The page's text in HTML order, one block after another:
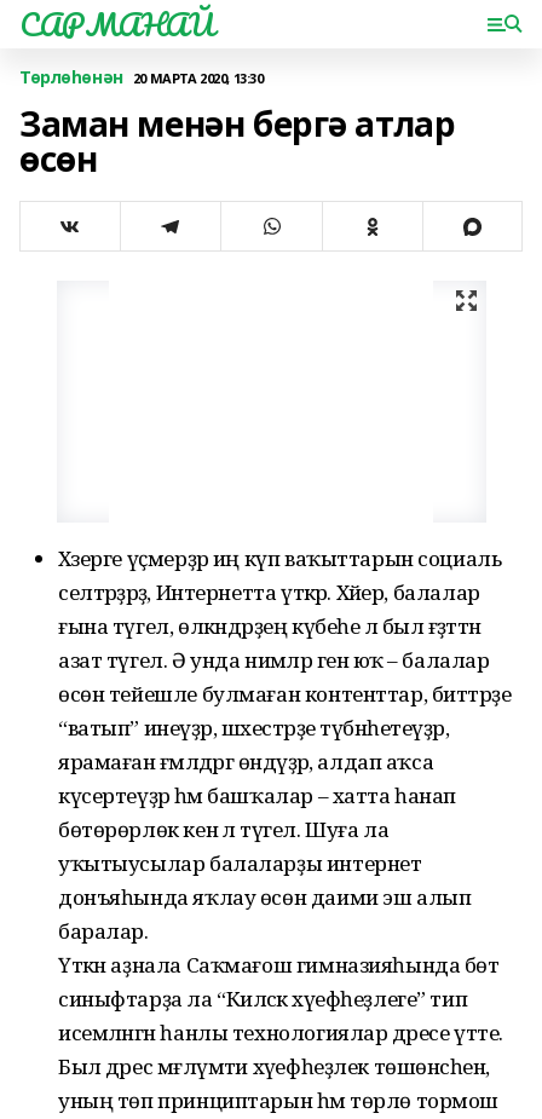
САРМАНАЙ
Төрлөһөнән 20 МАРТА 2020, 13:30
Заман менән бергә атлар
өсөн
Хәзерге үҫмерҙәр иң күп ваҡыттарын социаль
селтәрҙәрҙә, Интернетта үткәрә. Хәйер, балалар
ғына түгел, өлкәндәрҙең күбеһе лә был ғәҙәттән
азат түгел. Ә унда нимәләр генә юҡ – балалар
өсөн тейешле булмаған контенттар, биттәрҙе
“ватып” инеүҙәр, шәхестәрҙе түбәнһетеүҙәр,
ярамаған ғәмәлдәргә өндәүҙәр, алдап аҡса
күсертеүҙәр һәм башҡалар – хатта һанап
бөтөрөрлөк кенә лә түгел. Шуға ла
уҡытыусылар балаларҙы интернет
донъяһында яҡлау өсөн даими эш алып
баралар.
Үткән аҙнала Саҡмағош гимназияһында бөтә
синыфтарҙа ла “Киләсәк хәүефһеҙлеге” тип
исемләнгән һанлы технологиялар дәресе үтте.
Был дәрес мәғлүмәти хәүефһеҙлек төшөнсәһен,
уның төп принциптарын һәм төрлө тормош